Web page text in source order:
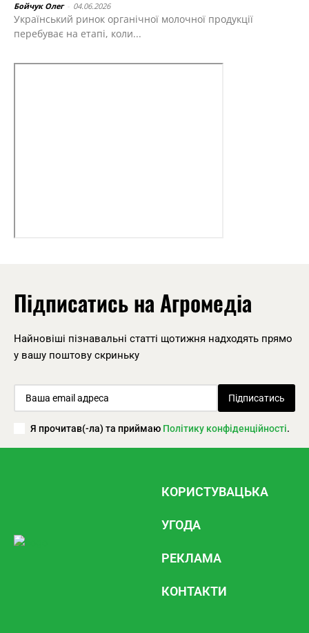
Бойчук Олег 04.06.2026
Український ринок органічної молочної продукції
перебуває на етапі, коли...
Підписатись на Агромедіа
Найновіші пізнавальні статті щотижня надходять прямо
у вашу поштову скриньку
Підписатись
Я прочитав(-ла) та приймаю Політику конфіденційності.
КОРИСТУВАЦЬКА
УГОДА
РЕКЛАМА
КОНТАКТИ